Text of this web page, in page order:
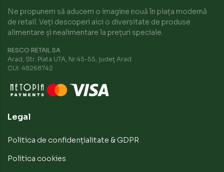
Ne propunem să aducem o imagine nouă în piața modernă
de retail. Veți descoperi aici o diversitate de produse
alimentare și nealimentare la prețuri speciale.
RESCO RETAIL SA
Arad, Str. Piata UTA, Nr.45-55, judeţ Arad
CUI: 48268742
Legal
Politica de confidențialitate & GDPR
Politica cookies